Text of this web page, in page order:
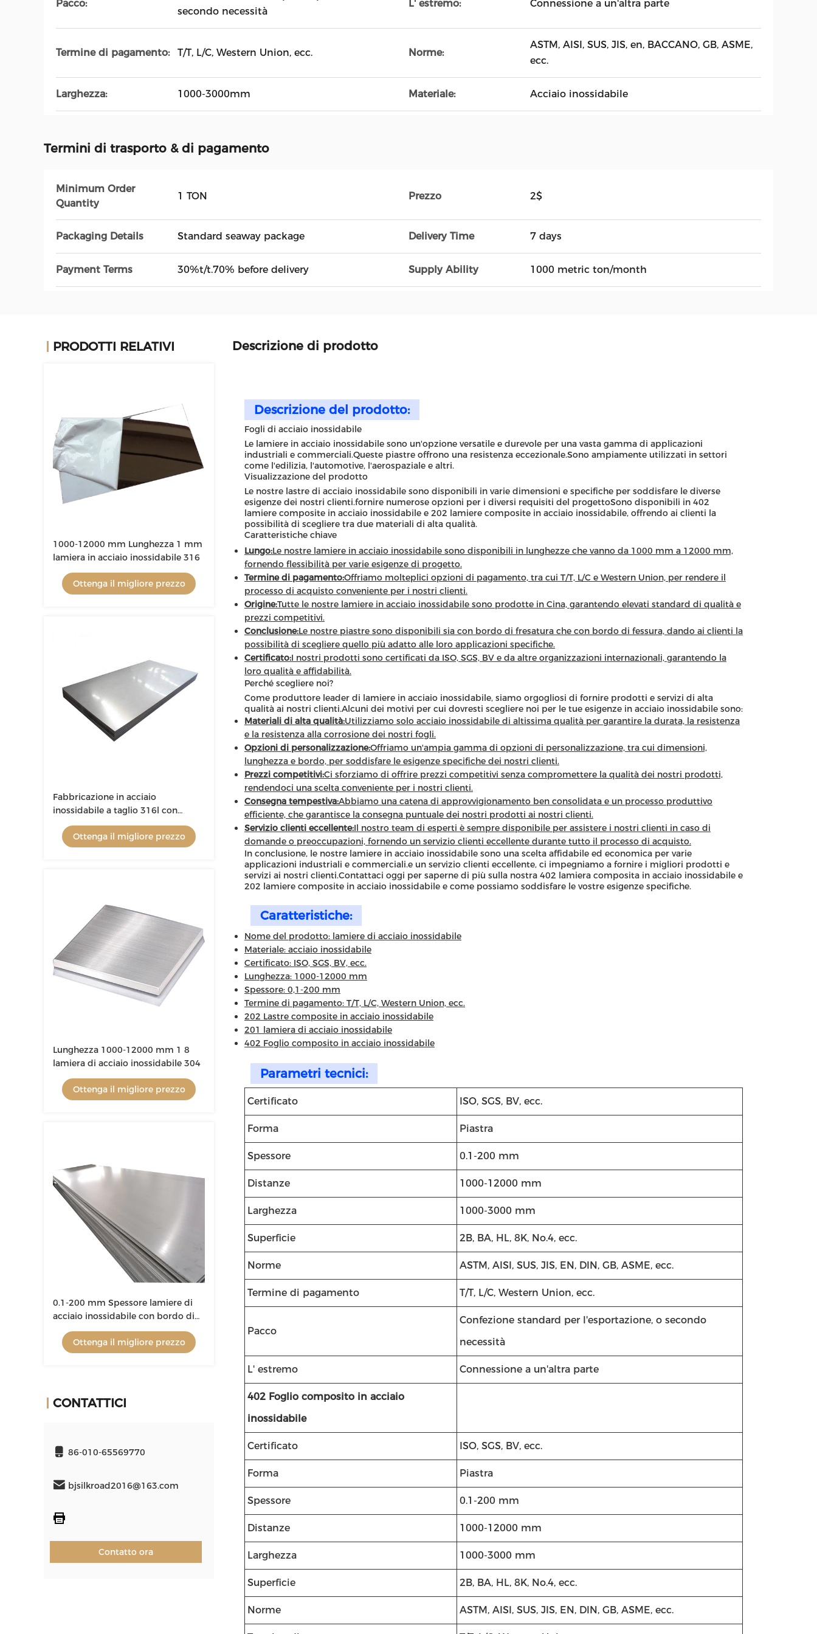
Pacco:
secondo necessità
L' estremo: Connessione a un'altra parte
Termine di pagamento: T/T, L/C, Western Union, ecc. Norme:
ASTM, AISI, SUS, JIS, en, BACCANO, GB, ASME,
ecc.
Larghezza: 1000-3000mm Materiale: Acciaio inossidabile
Termini di trasporto & di pagamento
Minimum Order
Quantity
1 TON Prezzo 2$
Packaging Details Standard seaway package Delivery Time 7 days
Payment Terms 30%t/t.70% before delivery Supply Ability 1000 metric ton/month
PRODOTTI RELATIVI
1000-12000 mm Lunghezza 1 mm
lamiera in acciaio inossidabile 316
Ottenga il migliore prezzo
Fabbricazione in acciaio
inossidabile a taglio 316l con
certificato ISO
Ottenga il migliore prezzo
Lunghezza 1000-12000 mm 1 8
lamiera di acciaio inossidabile 304
Ottenga il migliore prezzo
0.1-200 mm Spessore lamiere di
acciaio inossidabile con bordo di
mulino 1000-3000 mm di
larghezza
Ottenga il migliore prezzo
CONTATTICI
86-010-65569770
bjsilkroad2016@163.com
Contatto ora
Descrizione di prodotto
Descrizione del prodotto:
Fogli di acciaio inossidabile
Le lamiere in acciaio inossidabile sono un'opzione versatile e durevole per una vasta gamma di applicazioni
industriali e commerciali.Queste piastre offrono una resistenza eccezionale.Sono ampiamente utilizzati in settori
come l'edilizia, l'automotive, l'aerospaziale e altri.
Visualizzazione del prodotto
Le nostre lastre di acciaio inossidabile sono disponibili in varie dimensioni e specifiche per soddisfare le diverse
esigenze dei nostri clienti.fornire numerose opzioni per i diversi requisiti del progettoSono disponibili in 402
lamiere composite in acciaio inossidabile e 202 lamiere composite in acciaio inossidabile, offrendo ai clienti la
possibilità di scegliere tra due materiali di alta qualità.
Caratteristiche chiave
Lungo:Le nostre lamiere in acciaio inossidabile sono disponibili in lunghezze che vanno da 1000 mm a 12000 mm,
fornendo flessibilità per varie esigenze di progetto.
Termine di pagamento:Offriamo molteplici opzioni di pagamento, tra cui T/T, L/C e Western Union, per rendere il
processo di acquisto conveniente per i nostri clienti.
Origine:Tutte le nostre lamiere in acciaio inossidabile sono prodotte in Cina, garantendo elevati standard di qualità e
prezzi competitivi.
Conclusione:Le nostre piastre sono disponibili sia con bordo di fresatura che con bordo di fessura, dando ai clienti la
possibilità di scegliere quello più adatto alle loro applicazioni specifiche.
Certificato:I nostri prodotti sono certificati da ISO, SGS, BV e da altre organizzazioni internazionali, garantendo la
loro qualità e affidabilità.
Perché scegliere noi?
Come produttore leader di lamiere in acciaio inossidabile, siamo orgogliosi di fornire prodotti e servizi di alta
qualità ai nostri clienti.Alcuni dei motivi per cui dovresti scegliere noi per le tue esigenze in acciaio inossidabile sono:
Materiali di alta qualità:Utilizziamo solo acciaio inossidabile di altissima qualità per garantire la durata, la resistenza
e la resistenza alla corrosione dei nostri fogli.
Opzioni di personalizzazione:Offriamo un'ampia gamma di opzioni di personalizzazione, tra cui dimensioni,
lunghezza e bordo, per soddisfare le esigenze specifiche dei nostri clienti.
Prezzi competitivi:Ci sforziamo di offrire prezzi competitivi senza compromettere la qualità dei nostri prodotti,
rendendoci una scelta conveniente per i nostri clienti.
Consegna tempestiva:Abbiamo una catena di approvvigionamento ben consolidata e un processo produttivo
efficiente, che garantisce la consegna puntuale dei nostri prodotti ai nostri clienti.
Servizio clienti eccellente:Il nostro team di esperti è sempre disponibile per assistere i nostri clienti in caso di
domande o preoccupazioni, fornendo un servizio clienti eccellente durante tutto il processo di acquisto.
In conclusione, le nostre lamiere in acciaio inossidabile sono una scelta affidabile ed economica per varie
applicazioni industriali e commerciali.e un servizio clienti eccellente, ci impegniamo a fornire i migliori prodotti e
servizi ai nostri clienti.Contattaci oggi per saperne di più sulla nostra 402 lamiera composita in acciaio inossidabile e
202 lamiere composite in acciaio inossidabile e come possiamo soddisfare le vostre esigenze specifiche.
Caratteristiche:
Nome del prodotto: lamiere di acciaio inossidabile
Materiale: acciaio inossidabile
Certificato: ISO, SGS, BV, ecc.
Lunghezza: 1000-12000 mm
Spessore: 0,1-200 mm
Termine di pagamento: T/T, L/C, Western Union, ecc.
202 Lastre composite in acciaio inossidabile
201 lamiera di acciaio inossidabile
402 Foglio composito in acciaio inossidabile
Parametri tecnici:
Certificato ISO, SGS, BV, ecc.
Forma Piastra
Spessore 0.1-200 mm
Distanze 1000-12000 mm
Larghezza 1000-3000 mm
Superficie 2B, BA, HL, 8K, No.4, ecc.
Norme ASTM, AISI, SUS, JIS, EN, DIN, GB, ASME, ecc.
Termine di pagamento T/T, L/C, Western Union, ecc.
Pacco
Confezione standard per l'esportazione, o secondo
necessità
L' estremo Connessione a un'altra parte
402 Foglio composito in acciaio
inossidabile
Certificato ISO, SGS, BV, ecc.
Forma Piastra
Spessore 0.1-200 mm
Distanze 1000-12000 mm
Larghezza 1000-3000 mm
Superficie 2B, BA, HL, 8K, No.4, ecc.
Norme ASTM, AISI, SUS, JIS, EN, DIN, GB, ASME, ecc.